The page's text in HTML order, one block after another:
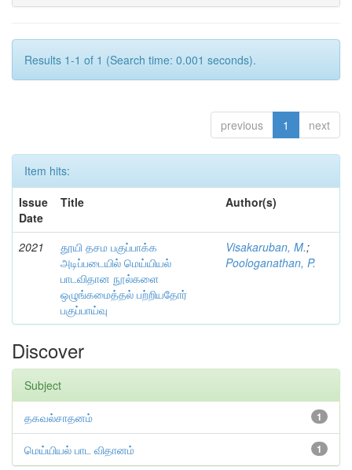
Results 1-1 of 1 (Search time: 0.001 seconds).
previous 1 next
Item hits:
Issue
Date
Title Author(s)
2021
தூயி தசம பகுப்பாக்க
அடிப்படையில் மெய்யியல்
பாடவிதான நூல்களை
ஒழுங்கமைத்தல் பற்றியதோர்
பகுப்பாய்வு
Visakaruban, M.;
Poologanathan, P.
Discover
Subject
1
தகவல்சாதனம்
1
மெய்யியல் பாட விதானம்